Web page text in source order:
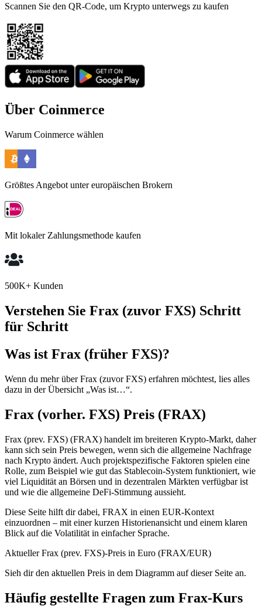
Scannen Sie den QR-Code, um Krypto unterwegs zu kaufen
Über Coinmerce
Warum Coinmerce wählen
Größtes Angebot unter europäischen Brokern
Mit lokaler Zahlungsmethode kaufen
500K+ Kunden
Verstehen Sie Frax (zuvor FXS) Schritt
für Schritt
Was ist Frax (früher FXS)?
Wenn du mehr über Frax (zuvor FXS) erfahren möchtest, lies alles
dazu in der Übersicht „Was ist…“.
Frax (vorher. FXS) Preis (FRAX)
Frax (prev. FXS) (FRAX) handelt im breiteren Krypto-Markt, daher
kann sich sein Preis bewegen, wenn sich die allgemeine Nachfrage
nach Krypto ändert. Auch projektspezifische Faktoren spielen eine
Rolle, zum Beispiel wie gut das Stablecoin-System funktioniert, wie
viel Liquidität an Börsen und in dezentralen Märkten verfügbar ist
und wie die allgemeine DeFi-Stimmung aussieht.
Diese Seite hilft dir dabei, FRAX in einen EUR-Kontext
einzuordnen – mit einer kurzen Historienansicht und einem klaren
Blick auf die Volatilität in einfacher Sprache.
Aktueller Frax (prev. FXS)-Preis in Euro (FRAX/EUR)
Sieh dir den aktuellen Preis in dem Diagramm auf dieser Seite an.
Häufig gestellte Fragen zum Frax-Kurs